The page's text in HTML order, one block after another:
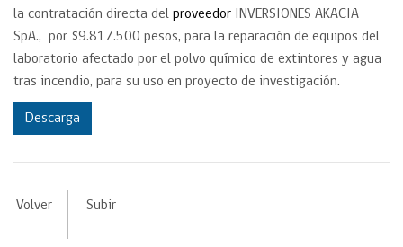
la contratación directa del proveedor INVERSIONES AKACIA
SpA., por $9.817.500 pesos, para la reparación de equipos del
laboratorio afectado por el polvo químico de extintores y agua
tras incendio, para su uso en proyecto de investigación.
Descarga
Volver Subir